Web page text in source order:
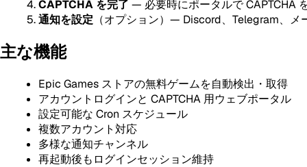
CAPTCHA を完了 — 必要時にポータルで CAPTCHA
通知を設定 （オプション）— Discord、Telegram、メ
主な機能
Epic Games ストアの無料ゲームを自動検出・取得
アカウントログインと CAPTCHA 用ウェブポータル
設定可能な Cron スケジュール
複数アカウント対応
多様な通知チャンネル
再起動後もログインセッション維持